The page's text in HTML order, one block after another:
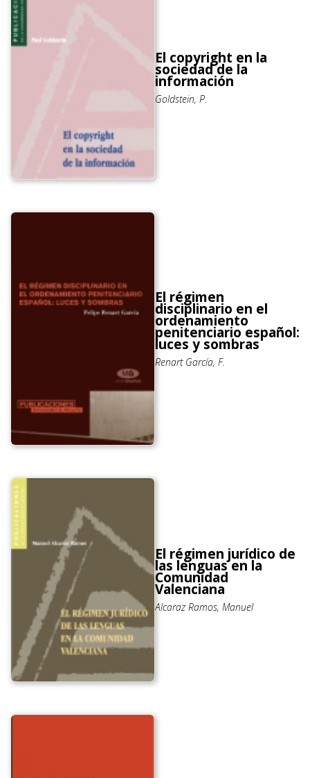
El copyright en la
sociedad de la
información
Goldstein, P.
El régimen
disciplinario en el
ordenamiento
penitenciario español:
luces y sombras
Renart García, F.
El régimen jurídico de
las lenguas en la
Comunidad
Valenciana
Alcaraz Ramos, Manuel